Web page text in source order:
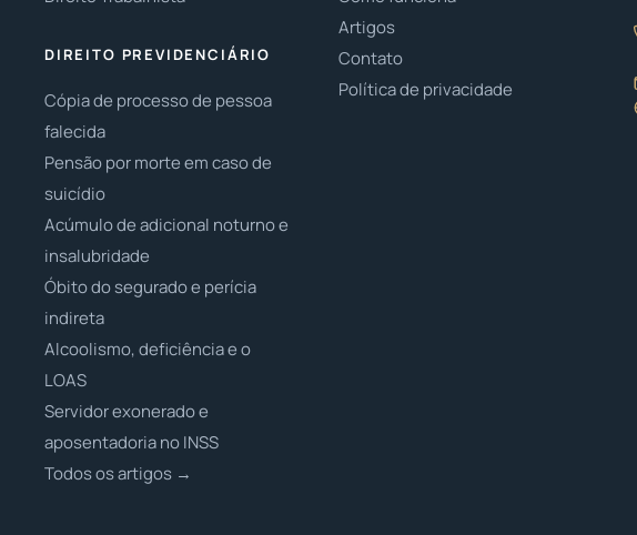
DIREITO PREVIDENCIÁRIO
Cópia de processo de pessoa
falecida
Pensão por morte em caso de
suicídio
Acúmulo de adicional noturno e
insalubridade
Óbito do segurado e perícia
indireta
Alcoolismo, deficiência e o
LOAS
Servidor exonerado e
aposentadoria no INSS
Todos os artigos →
Artigos
Contato
Política de privacidade